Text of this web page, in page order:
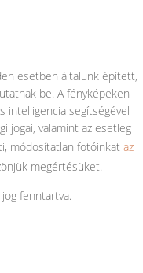
esetben általunk épített,
be. A fényképeken
intelligencia segítségével
jogai, valamint az esetleg
módosítatlan fotóinkat az
megértésüket.
fenntartva.